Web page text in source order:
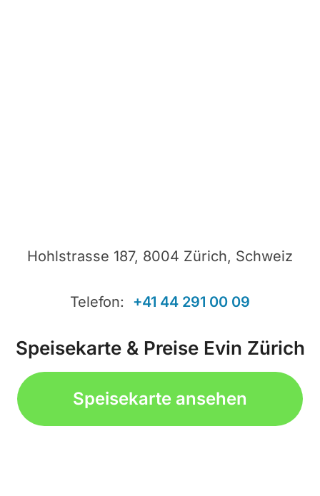
Hohlstrasse 187, 8004 Zürich, Schweiz
Telefon: +41 44 291 00 09
Speisekarte & Preise Evin Zürich
Speisekarte ansehen